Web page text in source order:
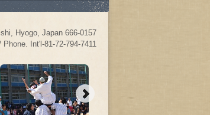
Hyogo, Japan 666-0157
Int'l-81-72-794-7411